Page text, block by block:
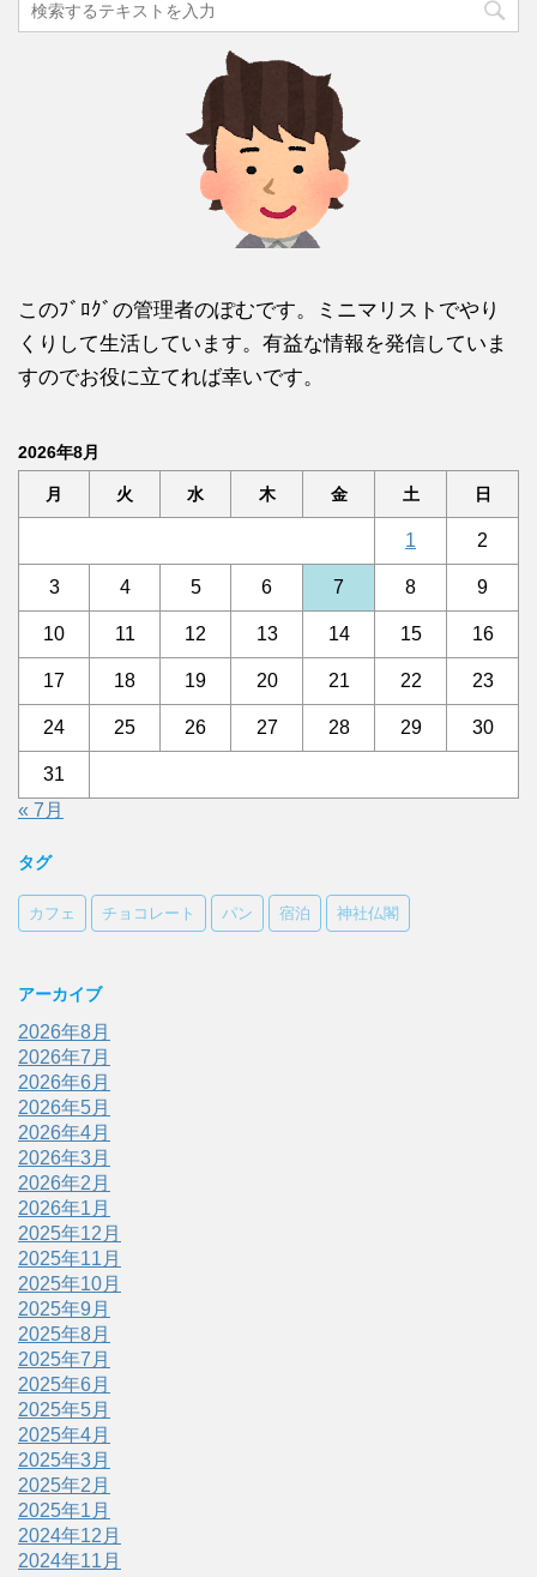
このﾌﾞﾛｸﾞの管理者のぽむです。ミニマリストでやり
くりして生活しています。有益な情報を発信していま
すのでお役に立てれば幸いです。
2026年8月
月 火 水 木 金 土 日
1 2
3 4 5 6 7 8 9
10 11 12 13 14 15 16
17 18 19 20 21 22 23
24 25 26 27 28 29 30
31
« 7月
タグ
カフェ チョコレート パン 宿泊 神社仏閣
アーカイブ
2026年8月
2026年7月
2026年6月
2026年5月
2026年4月
2026年3月
2026年2月
2026年1月
2025年12月
2025年11月
2025年10月
2025年9月
2025年8月
2025年7月
2025年6月
2025年5月
2025年4月
2025年3月
2025年2月
2025年1月
2024年12月
2024年11月